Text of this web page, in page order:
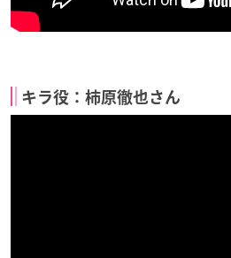
キラ役：柿原徹也さん